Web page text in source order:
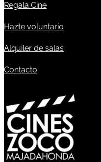
Regala Cine
Hazte voluntario
Alquiler de salas
Contacto